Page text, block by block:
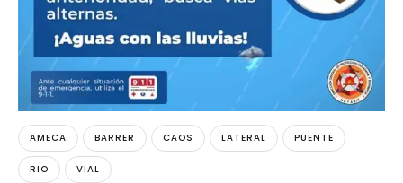
AMECA BARRER CAOS LATERAL PUENTE
RIO VIAL